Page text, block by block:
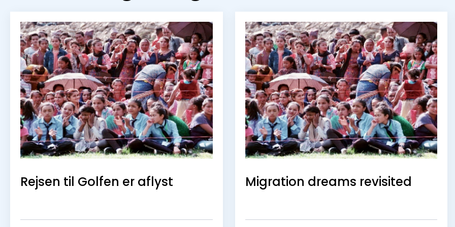
Se alle
Om CICED ViSTA
info@ciced.dk +45 41 89 71 31